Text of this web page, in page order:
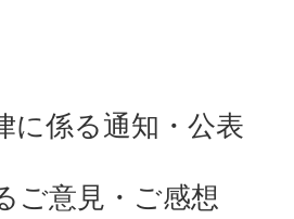
に係る通知・公表
ご意見・ご感想